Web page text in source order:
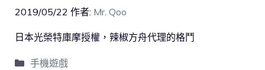
2019/05/22 作者: Mr. Qoo
日本光榮特庫摩授權，辣椒方舟代理的格鬥
手機遊戲